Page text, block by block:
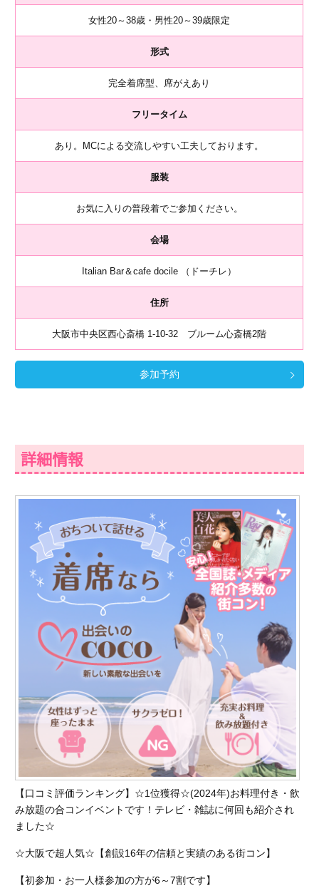
女性20～38歳・男性20～39歳限定
形式
完全着席型、席がえあり
フリータイム
あり。MCによる交流しやすい工夫しております。
服装
お気に入りの普段着でご参加ください。
会場
Italian Bar＆cafe docile （ドーチレ）
住所
大阪市中央区西心斎橋 1-10-32 ブルーム心斎橋2階
参加予約
詳細情報
【口コミ評価ランキング】☆1位獲得☆(2024年)お料理付き・飲
み放題の合コンイベントです！テレビ・雑誌に何回も紹介され
ました☆
☆大阪で超人気☆【創設16年の信頼と実績のある街コン】
【初参加・お一人様参加の方が6～7割です】